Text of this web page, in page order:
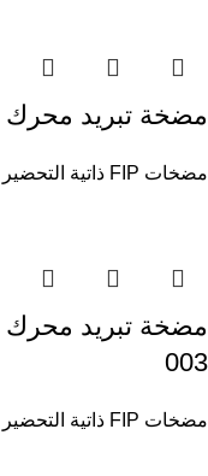
مضخة تبريد محرك SC PN 05-01-028
مضخات FIP ذاتية التحضير
003
مضخات FIP ذاتية التحضير